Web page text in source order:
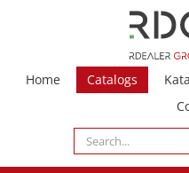
Home Catalogs